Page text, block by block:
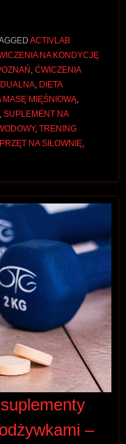
ACTIVLAB
NA KONDYCJĘ
ĆWICZENIA
DIETA
MASĘ MIĘŚNIOWĄ
SUPLEMENT NA
, TRENING
NA SIŁOWNIĘ
–